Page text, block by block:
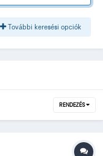
További keresési opciók
RENDEZÉS